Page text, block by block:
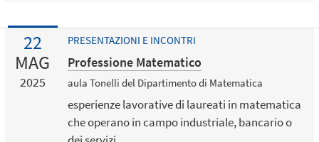
22
MAG
2025
PRESENTAZIONI E INCONTRI
Professione Matematico
aula Tonelli del Dipartimento di Matematica
esperienze lavorative di laureati in matematica
che operano in campo industriale, bancario o